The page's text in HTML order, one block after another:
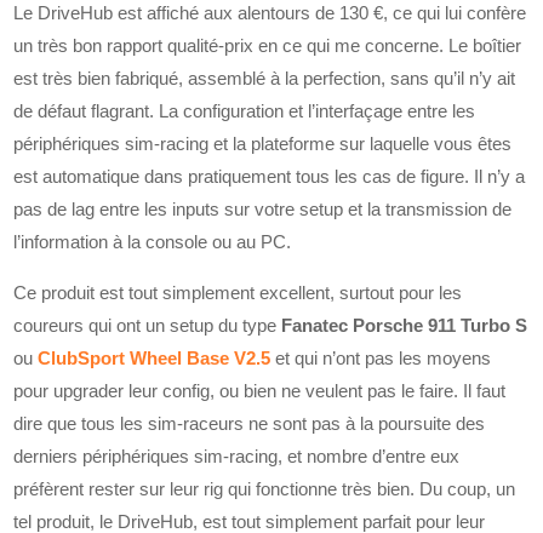
Le DriveHub est affiché aux alentours de 130 €, ce qui lui confère
un très bon rapport qualité-prix en ce qui me concerne. Le boîtier
est très bien fabriqué, assemblé à la perfection, sans qu’il n’y ait
de défaut flagrant. La configuration et l’interfaçage entre les
périphériques sim-racing et la plateforme sur laquelle vous êtes
est automatique dans pratiquement tous les cas de figure. Il n’y a
pas de lag entre les inputs sur votre setup et la transmission de
l’information à la console ou au PC.
Ce produit est tout simplement excellent, surtout pour les
coureurs qui ont un setup du type Fanatec Porsche 911 Turbo S
ouClubSport Wheel Base V2.5 et qui n’ont pas les moyens
pour upgrader leur config, ou bien ne veulent pas le faire. Il faut
dire que tous les sim-raceurs ne sont pas à la poursuite des
derniers périphériques sim-racing, et nombre d’entre eux
préfèrent rester sur leur rig qui fonctionne très bien. Du coup, un
tel produit, le DriveHub, est tout simplement parfait pour leur